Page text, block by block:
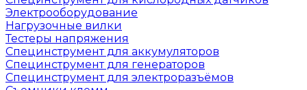
Электрооборудование
Нагрузочные вилки
Тестеры напряжения
Специнструмент для аккумуляторов
Специнструмент для генераторов
Специнструмент для электроразъёмов